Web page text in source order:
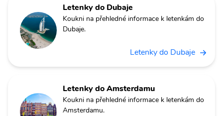
Letenky do Dubaje
Koukni na přehledné informace k letenkám do
Dubaje.
Letenky do Dubaje
Letenky do Amsterdamu
Koukni na přehledné informace k letenkám do
Amsterdamu.